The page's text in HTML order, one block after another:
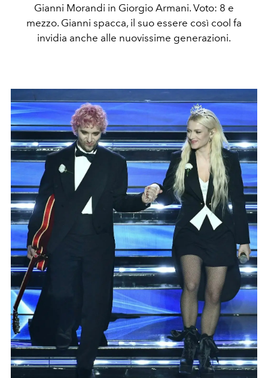
Gianni Morandi in Giorgio Armani. Voto: 8 e
mezzo. Gianni spacca, il suo essere così cool fa
invidia anche alle nuovissime generazioni.